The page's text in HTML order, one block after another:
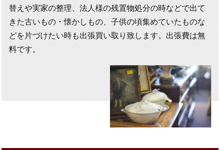
替えや実家の整理、法人様の残置物処分の時などで出て
きた古いもの・懐かしもの、子供の頃集めていたものな
どを片づけたい時も出張買い取り致します。出張費は無
料です。